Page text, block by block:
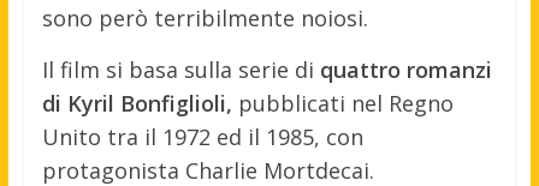
sono però terribilmente noiosi.
Il film si basa sulla serie di quattro romanzi
di Kyril Bonfiglioli, pubblicati nel Regno
Unito tra il 1972 ed il 1985, con
protagonista Charlie Mortdecai.